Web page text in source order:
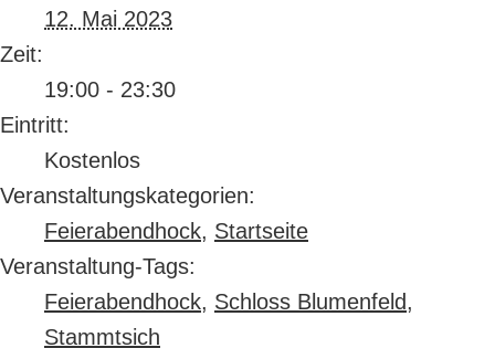
12. Mai 2023
Zeit:
19:00 - 23:30
Eintritt:
Kostenlos
Veranstaltungskategorien:
Feierabendhock, Startseite
Veranstaltung-Tags:
Feierabendhock, Schloss Blumenfeld,
Stammtsich